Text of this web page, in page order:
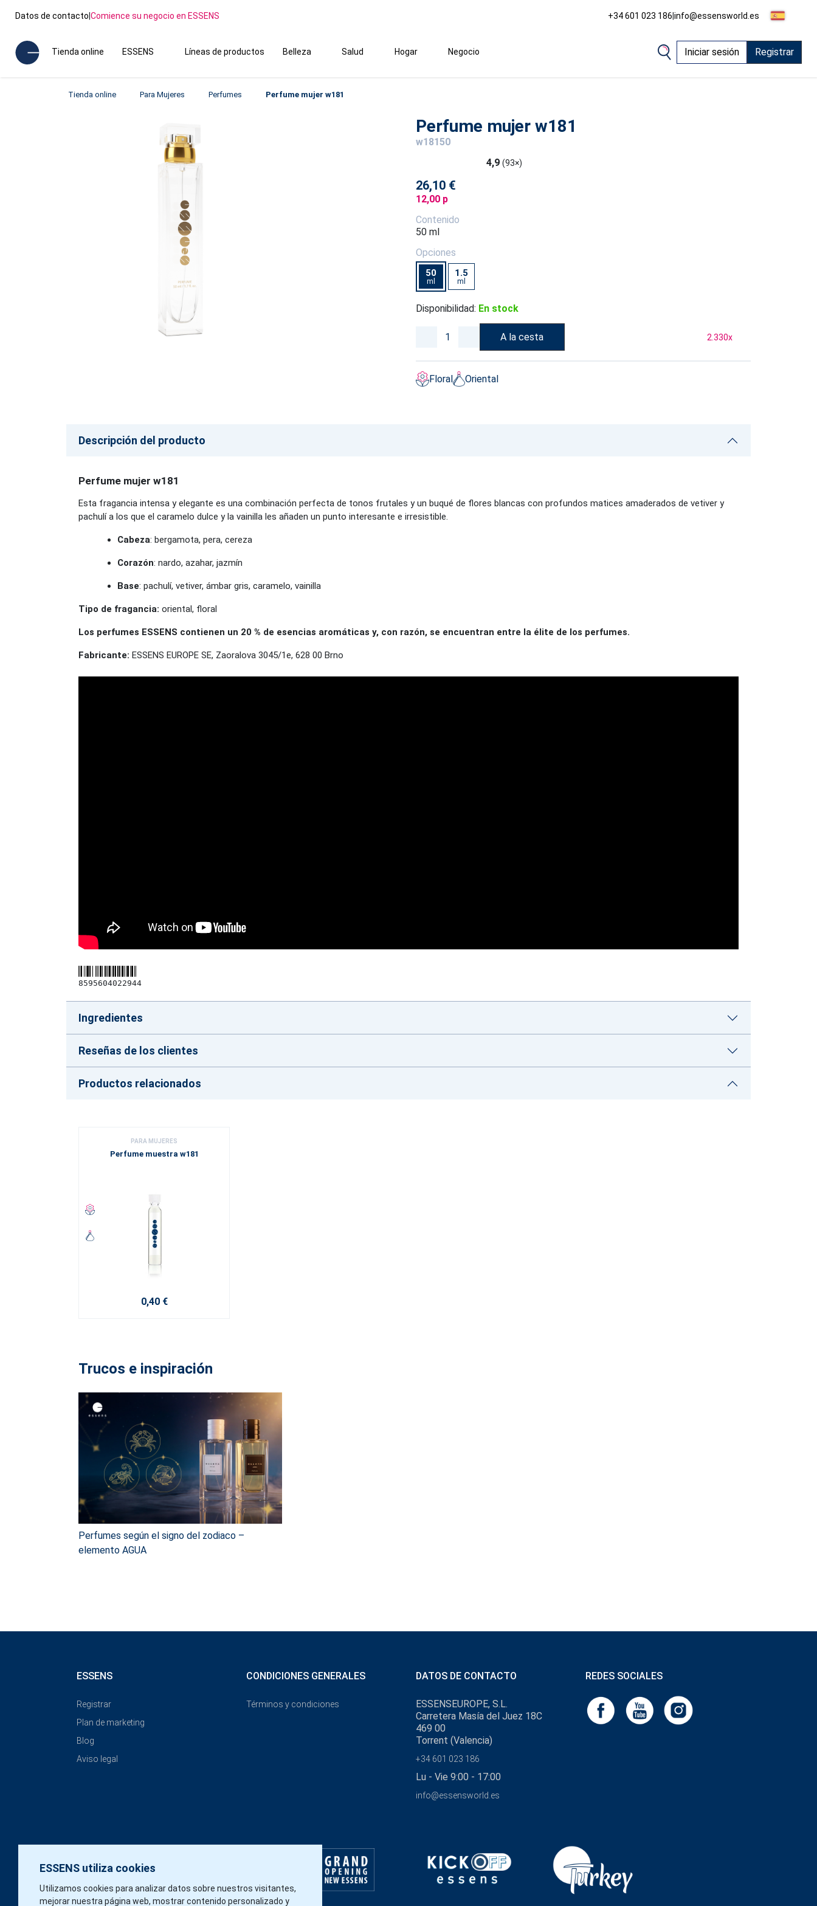
Datos de contacto|Comience su negocio en ESSENS +34 601 023 186|info@essensworld.es
Tienda online ESSENS Líneas de productos Belleza Salud Hogar Negocio Iniciar sesión Registrar
Tienda online Para Mujeres Perfumes Perfume mujer w181
Perfume mujer w181
w18150
4,9 (93×)
26,10 €
12,00 p
Contenido
50 ml
Opciones
50
ml
1.5
ml
Disponibilidad: En stock
A la cesta 2.330x
Floral Oriental
Descripción del producto
Perfume mujer w181
Esta fragancia intensa y elegante es una combinación perfecta de tonos frutales y un buqué de flores blancas con profundos matices amaderados de vetiver y
pachulí a los que el caramelo dulce y la vainilla les añaden un punto interesante e irresistible.
Cabeza: bergamota, pera, cereza
Corazón: nardo, azahar, jazmín
Base: pachulí, vetiver, ámbar gris, caramelo, vainilla
Tipo de fragancia: oriental, floral
Los perfumes ESSENS contienen un 20 % de esencias aromáticas y, con razón, se encuentran entre la élite de los perfumes.
Fabricante: ESSENS EUROPE SE, Zaoralova 3045/1e, 628 00 Brno
8595604022944
Ingredientes
Reseñas de los clientes
Productos relacionados
PARA MUJERES
Perfume muestra w181
0,40 €
Trucos e inspiración
Perfumes según el signo del zodiaco –
elemento AGUA
ESSENS utiliza cookies
Utilizamos cookies para analizar datos sobre nuestros visitantes,
mejorar nuestra página web, mostrar contenido personalizado y
ESSENS
Registrar
Plan de marketing
Blog
Aviso legal
CONDICIONES GENERALES
Términos y condiciones
DATOS DE CONTACTO
ESSENSEUROPE, S.L.
Carretera Masía del Juez 18C
469 00
Torrent (Valencia)
+34 601 023 186
Lu - Vie 9:00 - 17:00
info@essensworld.es
REDES SOCIALES